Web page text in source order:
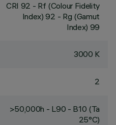
CRI 92 - Rf (Colour Fidelity
Index) 92 - Rg (Gamut
Index) 99
3000 K
2
>50,000h - L90 - B10 (Ta
25°C)